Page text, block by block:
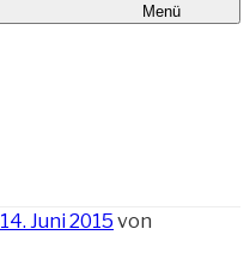
Menü
14. Juni 2015 von